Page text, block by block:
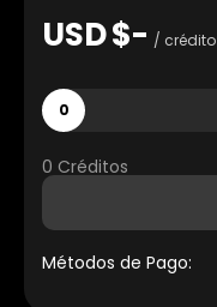
USD$- / crédito
0
0 Créditos
Métodos de Pago: